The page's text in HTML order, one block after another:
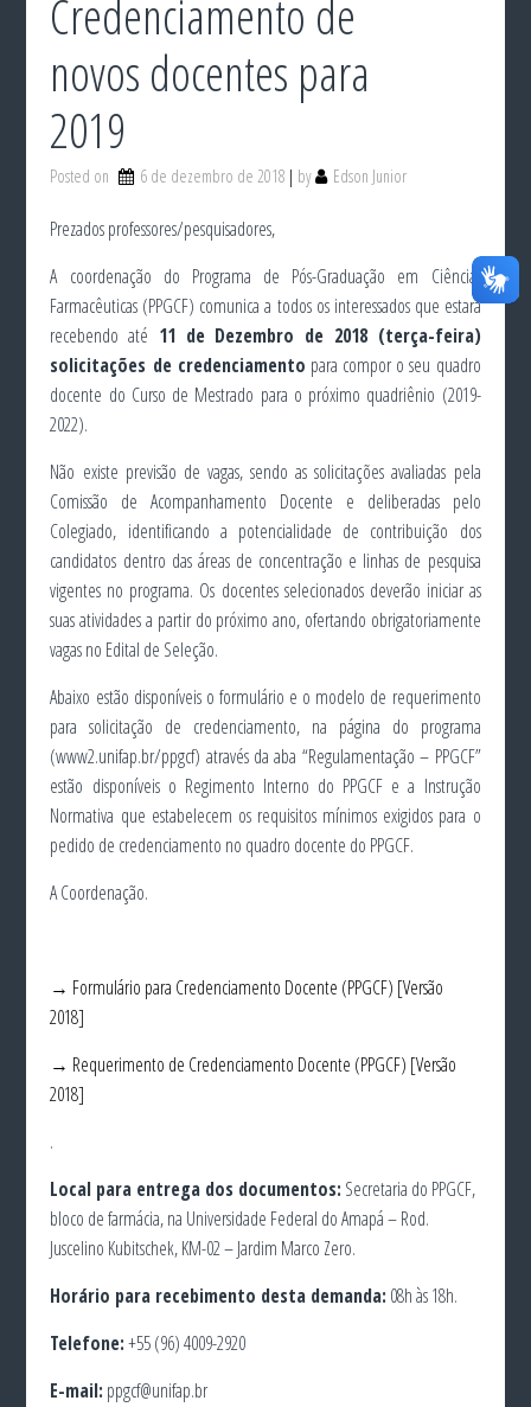
Credenciamento de
novos docentes para
2019
Posted on 6 de dezembro de 2018 by Edson Junior
Prezados professores/pesquisadores,
A coordenação do Programa de Pós-Graduação em Ciências
Farmacêuticas (PPGCF) comunica a todos os interessados que estará
recebendo até 11 de Dezembro de 2018 (terça-feira)
solicitações de credenciamento para compor o seu quadro
docente do Curso de Mestrado para o próximo quadriênio (2019-
2022).
Não existe previsão de vagas, sendo as solicitações avaliadas pela
Comissão de Acompanhamento Docente e deliberadas pelo
Colegiado, identificando a potencialidade de contribuição dos
candidatos dentro das áreas de concentração e linhas de pesquisa
vigentes no programa. Os docentes selecionados deverão iniciar as
suas atividades a partir do próximo ano, ofertando obrigatoriamente
vagas no Edital de Seleção.
Abaixo estão disponíveis o formulário e o modelo de requerimento
para solicitação de credenciamento, na página do programa
(www2.unifap.br/ppgcf) através da aba “Regulamentação – PPGCF”
estão disponíveis o Regimento Interno do PPGCF e a Instrução
Normativa que estabelecem os requisitos mínimos exigidos para o
pedido de credenciamento no quadro docente do PPGCF.
A Coordenação.
→ Formulário para Credenciamento Docente (PPGCF) [Versão
2018]
→ Requerimento de Credenciamento Docente (PPGCF) [Versão
2018]
.
Local para entrega dos documentos: Secretaria do PPGCF,
bloco de farmácia, na Universidade Federal do Amapá – Rod.
Juscelino Kubitschek, KM-02 – Jardim Marco Zero.
Horário para recebimento desta demanda: 08h às 18h.
Telefone:+55 (96) 4009-2920
E-mail: ppgcf@unifap.br